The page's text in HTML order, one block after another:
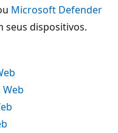
Microsoft Defender
seus dispositivos.